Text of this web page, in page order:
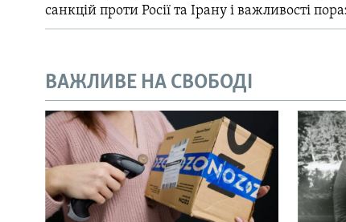
санкцій проти Росії та Ірану і важливості
ВАЖЛИВЕ НА СВОБОДІ